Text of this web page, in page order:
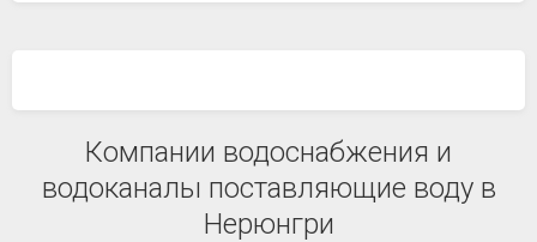
Компании водоснабжения и
водоканалы поставляющие воду в
Нерюнгри